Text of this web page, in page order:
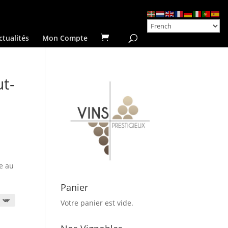
Mon Compte
au
Panier
Votre panier est vide.